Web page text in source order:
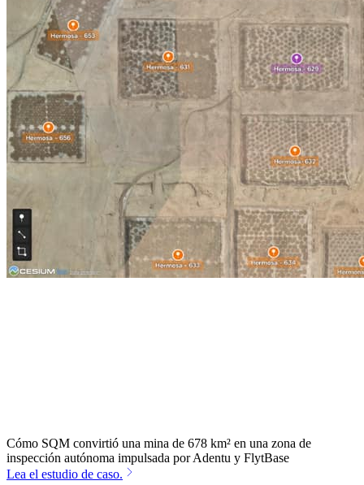
Cómo SQM convirtió una mina de 678 km² en una zona de
inspección autónoma impulsada por Adentu y FlytBase
Lea el estudio de caso.